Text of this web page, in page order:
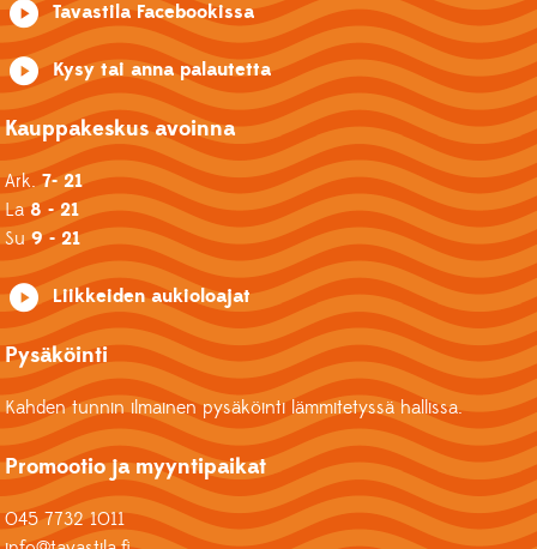
Tavastila Facebookissa
Kysy tai anna palautetta
Kauppakeskus avoinna
Ark.7- 21
La8 - 21
Su9 - 21
Liikkeiden aukioloajat
Pysäköinti
Kahden tunnin ilmainen pysäköinti lämmitetyssä hallissa.
Promootio ja myyntipaikat
045 7732 1011